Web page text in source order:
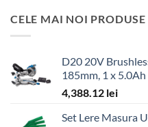
CELE MAI NOI PRODUSE
D20 20V
185mm, 1 x
4,388.12 lei
Set Lere Masura